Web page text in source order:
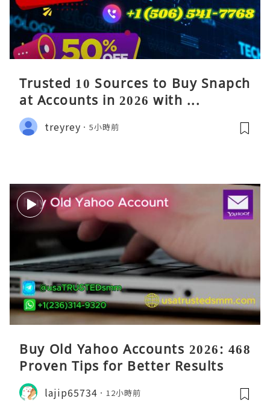
Trusted 10 Sources to Buy Snapch
at Accounts in 2026 with ...
treyrey 5小時前
Buy Old Yahoo Accounts 2026: 468
Proven Tips for Better Results
lajip65734 12小時前